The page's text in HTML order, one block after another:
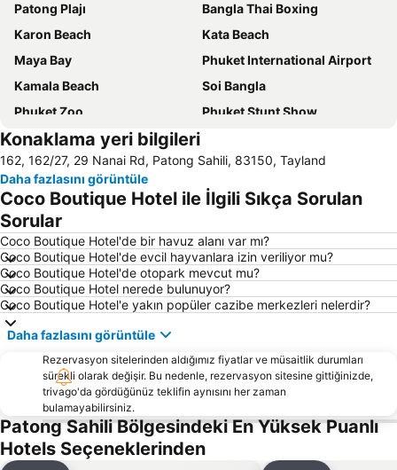
Patong Plajı
Bangla Thai Boxing
Karon Beach
Kata Beach
Maya Bay
Phuket International Airport
Kamala Beach
Soi Bangla
Phuket Zoo
Phuket Stunt Show
Ko Yao Noi
Jungceylon
Phuket Sea Shell Museum
Khao Phing Kan - James Bond Island
Freedom Beach
Surin Beach
Central Festival Phuket
Maithon Island
Nai Harn Beach
Koh Racha Yai
Phuket FantaSea
Thalang Road
Safari Elephant Club
Phuket Bangtao Riding Club
Inselrundfahrt Ko Yao Yai
Phuket Big Buddha
Mai Khao Beach
Ko Khai
Had Ko Hong
Mamma Mia
Jungle Bungy Jump
Phuket Butterfly Garden
Nai Thon Beach
Konaklama yeri bilgileri
162, 162/27, 29 Nanai Rd, Patong Sahili, 83150, Tayland
Daha fazlasını görüntüle
Coco Boutique Hotel ile İlgili Sıkça Sorulan
Sorular
Coco Boutique Hotel'de bir havuz alanı var mı?
Coco Boutique Hotel'de evcil hayvanlara izin veriliyor mu?
Coco Boutique Hotel'de otopark mevcut mu?
Coco Boutique Hotel nerede bulunuyor?
Coco Boutique Hotel'e yakın popüler cazibe merkezleri nelerdir?
Daha fazlasını görüntüle
Rezervasyon sitelerinden aldığımız fiyatlar ve müsaitlik durumları
sürekli olarak değişir. Bu nedenle, rezervasyon sitesine gittiğinizde,
trivago'da gördüğünüz teklifin aynısını her zaman
bulamayabilirsiniz.
Patong Sahili Bölgesindeki En Yüksek Puanlı
Hotels Seçeneklerinden